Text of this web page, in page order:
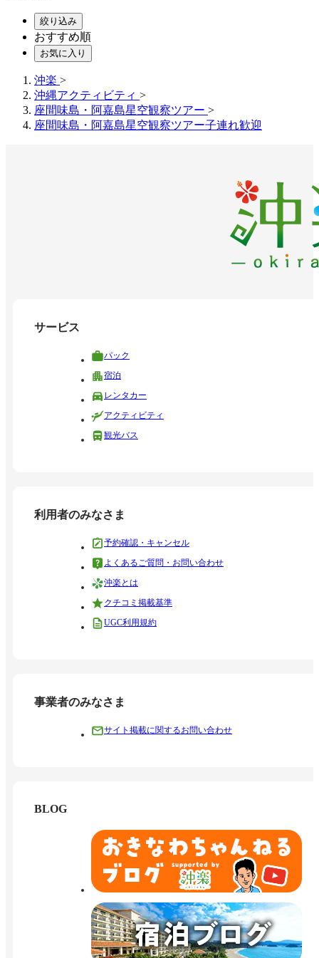
絞り込み
おすすめ順
お気に入り
沖楽 >
沖縄アクティビティ >
座間味島・阿嘉島星空観察ツアー >
座間味島・阿嘉島星空観察ツアー子連れ歓迎
サービス
パック
宿泊
レンタカー
アクティビティ
観光バス
利用者のみなさま
予約確認・キャンセル
よくあるご質問・お問い合わせ
沖楽とは
クチコミ掲載基準
UGC利用規約
事業者のみなさま
サイト掲載に関するお問い合わせ
BLOG